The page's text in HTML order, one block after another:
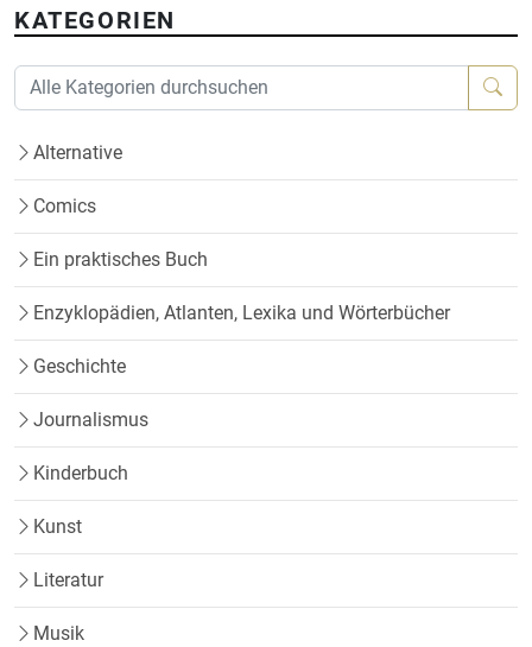
KATEGORIEN
Alternative
Comics
Ein praktisches Buch
Enzyklopädien, Atlanten, Lexika und Wörterbücher
Geschichte
Journalismus
Kinderbuch
Kunst
Literatur
Musik